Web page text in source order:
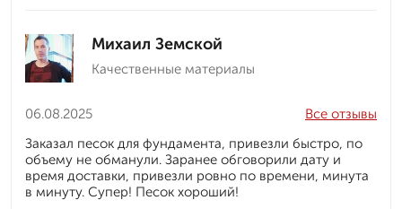
Михаил Земской
Качественные материалы
06.08.2025
Все отзывы
Заказал песок для фундамента, привезли быстро, по
объему не обманули. Заранее обговорили дату и
время доставки, привезли ровно по времени, минута
в минуту. Супер! Песок хороший!